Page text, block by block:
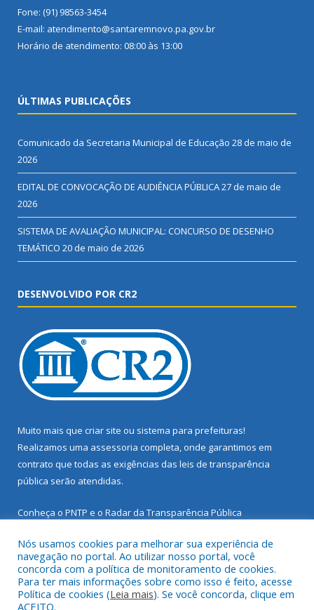
Fone: (91) 98563-3454
E-mail: atendimento@santaremnovo.pa.gov.br
Horário de atendimento: 08:00 às 13:00
ÚLTIMAS PUBLICAÇÕES
Comunicado da Secretaria Municipal de Educação 28 de maio de
2026
EDITAL DE CONVOCAÇÃO DE AUDIÊNCIA PÚBLICA27 de maio de
2026
SISTEMA DE AVALIAÇÃO MUNICIPAL: CONCURSO DE DESENHO
TEMÁTICO 20 de maio de 2026
DESENVOLVIDO POR CR2
Muito mais que criar site ou sistema para prefeituras!
Realizamos uma assessoria completa, onde garantimos em
contrato que todas as exigências das leis de transparência
pública serão atendidas.
Conheça o PNTP e o Radar da Transparência Pública
Todos os direitos reservados a Prefeitura Municipal de Santarém
Novo.
Nós usamos cookies para melhorar sua experiência de
navegação no portal. Ao utilizar nosso portal, você
concorda com a política de monitoramento de cookies.
Para ter mais informações sobre como isso é feito, acesse
Política de cookies (Leia mais). Se você concorda, clique em
ACEITO.